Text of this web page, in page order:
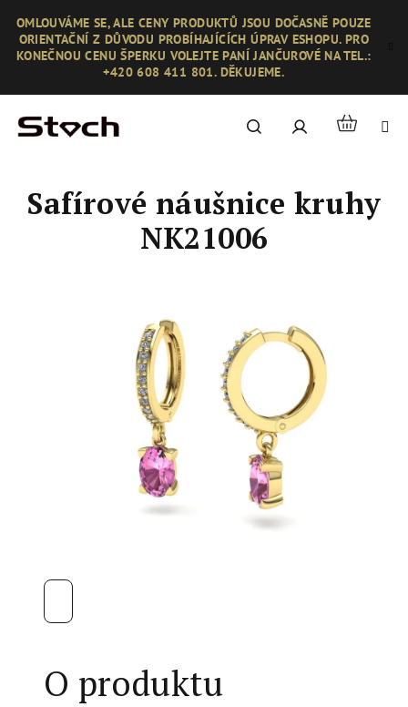
obsah
OMLOUVÁME SE, ALE CENY PRODUKTŮ JSOU DOČASNĚ POUZE
ORIENTAČNÍ Z DŮVODU PROBÍHAJÍCÍCH ÚPRAV ESHOPU. PRO
KONEČNOU CENU ŠPERKU VOLEJTE PANÍ JANČUROVÉ NA TEL.:
+420 608 411 801. DĚKUJEME.
Hledat PřihlášeníNákupní
Safírové náušnice kruhy
NK21006
O produktu